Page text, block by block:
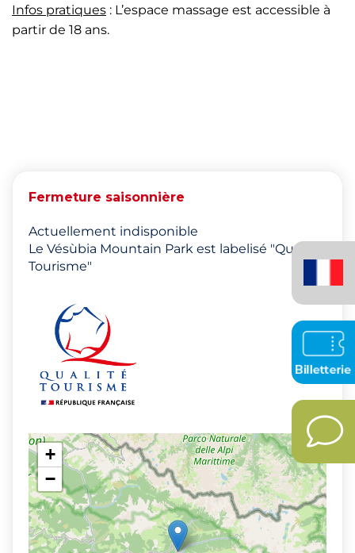
Infos pratiques : L’espace massage est accessible à
partir de 18 ans.
Fermeture saisonnière
Actuellement indisponible
Le Vésùbia Mountain Park est labelisé "Qualité
Tourisme"
+
−